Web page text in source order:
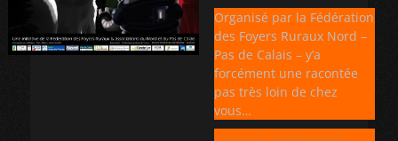
Organisé par la Fédération
des Foyers Ruraux Nord –
Pas de Calais – y’a
forcément une racontée
pas très loin de chez
vous…